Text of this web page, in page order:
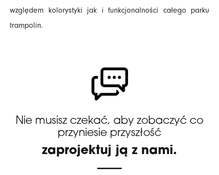
względem kolorystyki jak i funkcjonalności całego parku
trampolin.
Nie musisz czekać, aby zobaczyć co
przyniesie przyszłość
zaprojektuj ją z nami.